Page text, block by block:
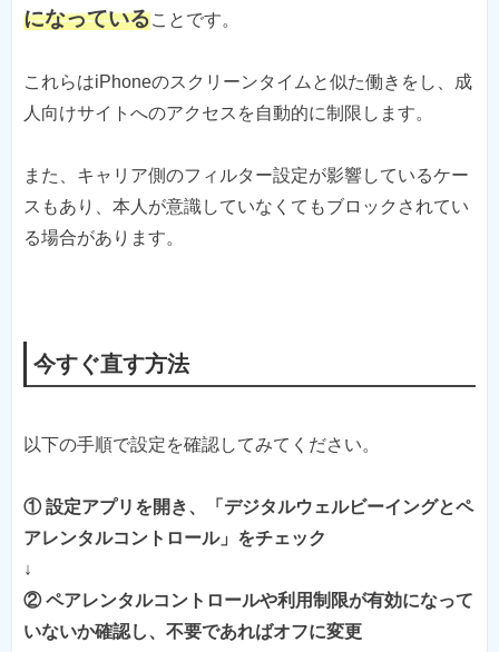
になっていることです。
これらはiPhoneのスクリーンタイムと似た働きをし、成
人向けサイトへのアクセスを自動的に制限します。
また、キャリア側のフィルター設定が影響しているケー
スもあり、本人が意識していなくてもブロックされてい
る場合があります。
今すぐ直す方法
以下の手順で設定を確認してみてください。
① 設定アプリを開き、「デジタルウェルビーイングとペ
アレンタルコントロール」をチェック
↓
② ペアレンタルコントロールや利用制限が有効になって
いないか確認し、不要であればオフに変更